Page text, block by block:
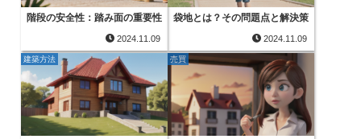
階段の安全性：踏み面の重要性
2024.11.09
袋地とは？その問題点と解決策
2024.11.09
建築方法 売買